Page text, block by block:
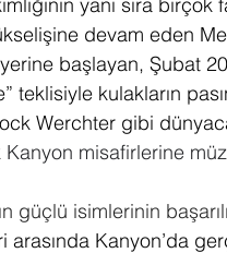
devam eden
başlayan, Şubat
teklisiyle kulakların
Werchter gibi
Kanyon misafirlerine
güçlü isimlerinin
arasında Kanyon’da